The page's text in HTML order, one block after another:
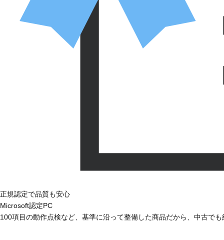
正規認定で品質も安心
Microsoft認定PC
100項目の動作点検など、基準に沿って整備した商品だから、中古で